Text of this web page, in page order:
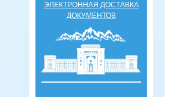
ЭЛЕКТРОННАЯ ДОСТАВКА
ДОКУМЕНТОВ